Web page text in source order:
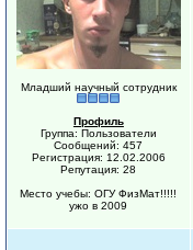
Младший научный сотрудник
Профиль
Группа: Пользователи
Сообщений: 457
Регистрация: 12.02.2006
Репутация: 28
Место учебы: ОГУ ФизМат!!!!!
ужо в 2009